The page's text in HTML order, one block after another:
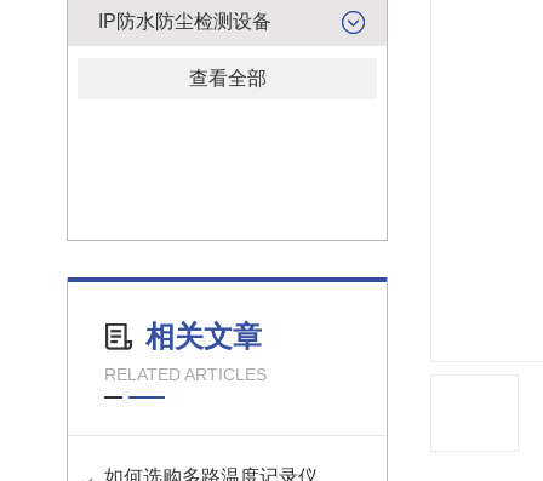
IP防水防尘检测设备
查看全部
相关文章
RELATED ARTICLES
如何选购多路温度记录仪